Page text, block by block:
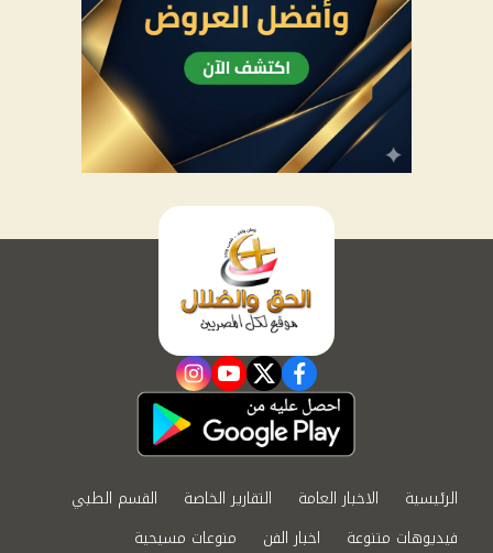
facebook
twitter
youtube
instagram
الرئيسية الاخبار العامة التقارير الخاصة
القسم الطبي
فيديوهات متنوعة
اخبار الفن منوعات مسيحية